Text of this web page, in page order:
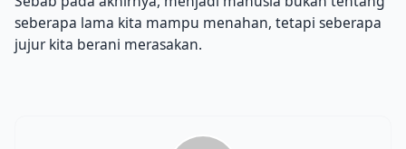
seberapa lama kita mampu menahan, tetapi seberapa
jujur kita berani merasakan.